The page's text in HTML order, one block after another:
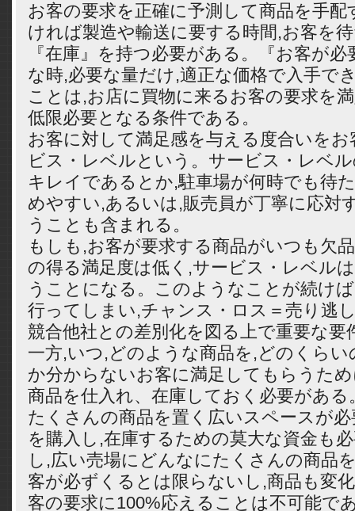
お客の要求を正確に予測して商品を手
ければ製造や輸送に要する時間,お客を
『在庫』を持つ必要がある。『お客が
な時,必要な量だけ,適正な価格で入手で
ことは,お店に買物に来るお客の要求を
低限必要となる条件である。
お客に対して満足感を与える度合いを
ビス・レベルという。サービス・レベ
キレイであるとか,駐車場が何時でも待
めやすい,あるいは,販売員が丁寧に応対
うことも含まれる。
もしも,お客が要求する商品がいつも欠
の得る満足度は低く,サービス・レベル
うことになる。このようなことが続け
行ってしまい,チャンス・ロス＝売り逃
競合他社との差別化を図る上で重要な要
一方,いつ,どのような商品を,どのくら
か分からないお客に満足してもらうた
商品を仕入れ、在庫しておく必要があ
たくさんの商品を置く広いスペースが
を購入し,在庫するための莫大な資金も
し,広い売場にどんなにたくさんの商品
客が必ずくるとは限らないし,商品も変
客の要求に100%応えることは不可能で